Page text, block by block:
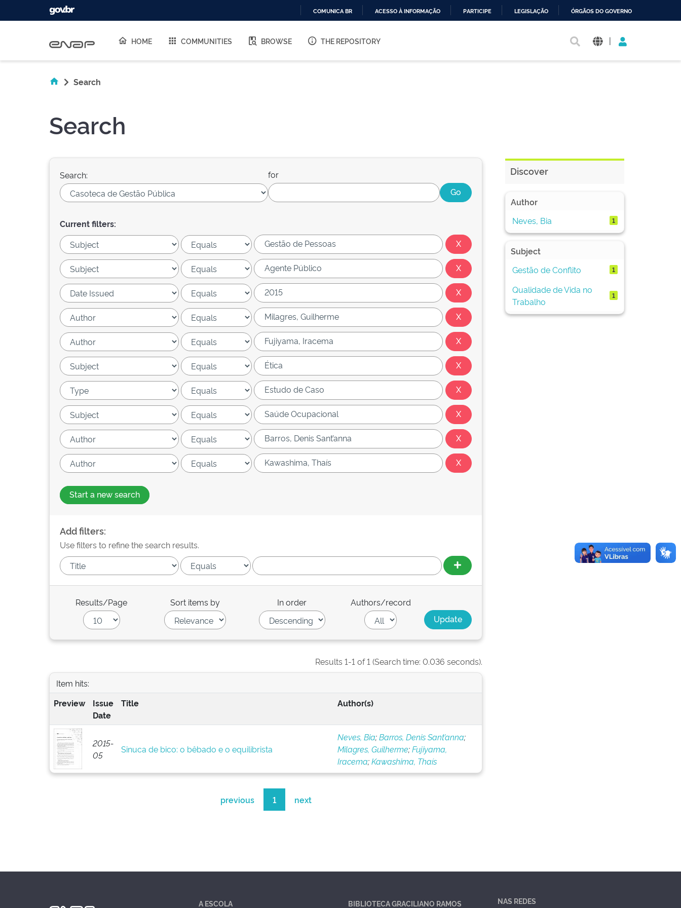
O
COMUNICA BR ACESSO À INFORMAÇÃO PARTICIPE LEGISLAÇÃO ÓRGÃOS DO GOVERNO
HOME COMMUNITIES BROWSE THE REPOSITORY |
Search
Search
Search: for
Current filters:
Start a new search
Add filters:
Use filters to refine the search results.
Results/Page Sort items by In order Authors/record
Results 1-1 of 1 (Search time: 0.036 seconds).
Item hits:
Preview
Issue
Date
Title Author(s)
2015-
05
Sinuca de bico: o bêbado e o equilibrista
Neves, Bia;Barros, Denis Sant’anna;
Milagres, Guilherme;Fujiyama,
Iracema;Kawashima, Thaís
previous 1 next
Discover
Author
Neves, Bia
1
Subject
Gestão de Conflito
1
Qualidade de Vida no
Trabalho
1
A ESCOLA BIBLIOTECA GRACILIANO RAMOS NAS REDES